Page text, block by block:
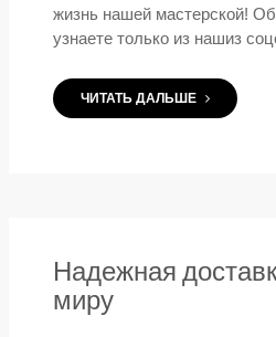
жизнь нашей мастерской!
узнаете только из нашиз
ЧИТАТЬ ДАЛЬШЕ
Надежная
миру